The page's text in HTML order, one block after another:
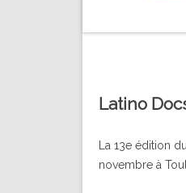
Latino
La 13e édition
novembre à